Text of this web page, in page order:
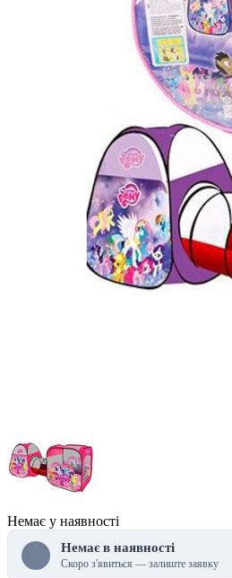
Немає у наявності
Немає в наявності
Скоро з'явиться — залиште заявку